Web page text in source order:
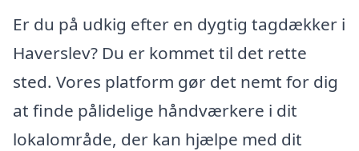
Er du på udkig efter en dygtig tagdækker i
Haverslev? Du er kommet til det rette
sted. Vores platform gør det nemt for dig
at finde pålidelige håndværkere i dit
lokalområde, der kan hjælpe med dit